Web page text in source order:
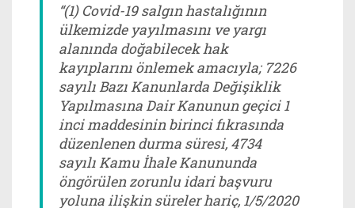
“(1) Covid-19 salgın hastalığının
ülkemizde yayılmasını ve yargı
alanında doğabilecek hak
kayıplarını önlemek amacıyla; 7226
sayılı Bazı Kanunlarda Değişiklik
Yapılmasına Dair Kanunun geçici 1
inci maddesinin birinci fıkrasında
düzenlenen durma süresi, 4734
sayılı Kamu İhale Kanununda
öngörülen zorunlu idari başvuru
yoluna ilişkin süreler hariç, 1/5/2020